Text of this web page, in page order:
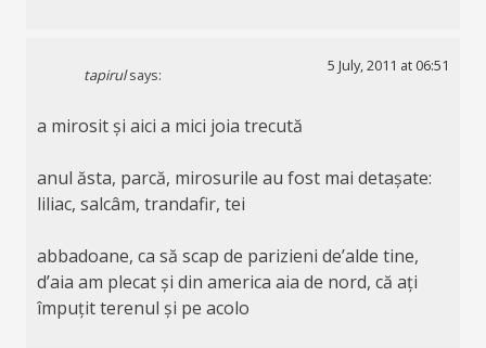
tapirul says:
5 July, 2011 at 06:51
a mirosit și aici a mici joia trecută
anul ăsta, parcă, mirosurile au fost mai detașate:
liliac, salcâm, trandafir, tei
abbadoane, ca să scap de parizieni de’alde tine,
d’aia am plecat și din america aia de nord, că ați
împuțit terenul și pe acolo